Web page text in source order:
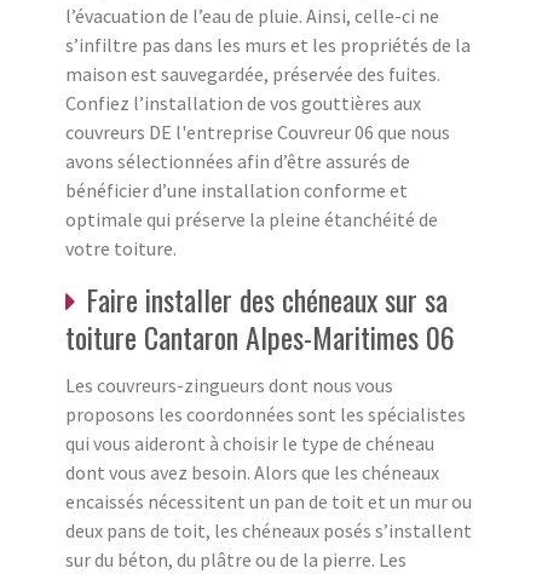
l’évacuation de l’eau de pluie. Ainsi, celle-ci ne
s’infiltre pas dans les murs et les propriétés de la
maison est sauvegardée, préservée des fuites.
Confiez l’installation de vos gouttières aux
couvreurs DE l'entreprise Couvreur 06 que nous
avons sélectionnées afin d’être assurés de
bénéficier d’une installation conforme et
optimale qui préserve la pleine étanchéité de
votre toiture.
Faire installer des chéneaux sur sa
toiture Cantaron Alpes-Maritimes 06
Les couvreurs-zingueurs dont nous vous
proposons les coordonnées sont les spécialistes
qui vous aideront à choisir le type de chéneau
dont vous avez besoin. Alors que les chéneaux
encaissés nécessitent un pan de toit et un mur ou
deux pans de toit, les chéneaux posés s’installent
sur du béton, du plâtre ou de la pierre. Les